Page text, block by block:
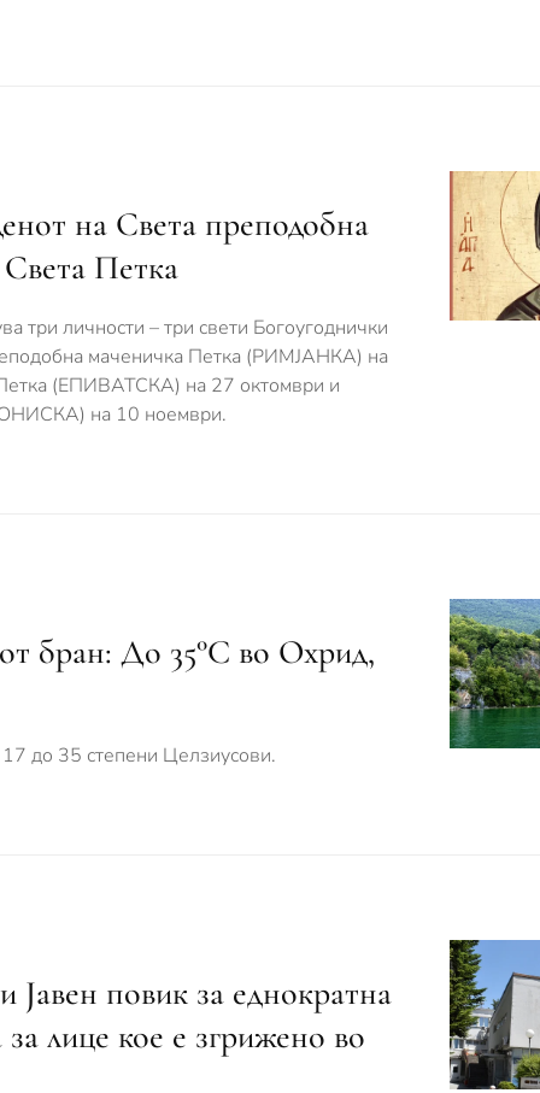
на Света преподобна
Петка
три личности – три свети Богоугоднички
маченичка Петка (РИМЈАНКА) на
(ЕПИВАТСКА) на 27 октомври и
на 10 ноември.
бран: До 35°C во Охрид,
до 35 степени Целзиусови.
повик за еднократна
лице кое е згрижено во